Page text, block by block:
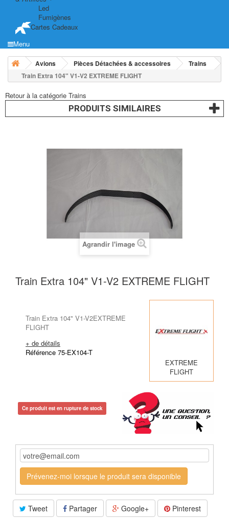
Led
Fumigènes
Cartes Cadeaux
Menu
Avions Pièces Détachées & accessoires
Trains
Train Extra 104" V1-V2 EXTREME FLIGHT
Retour à la catégorie Trains
PRODUITS SIMILAIRES
Agrandir l'image
Train Extra 104" V1-V2 EXTREME FLIGHT
Train Extra 104" V1-V2EXTREME
FLIGHT
+ de détails
Référence 75-EX104-T
EXTREME
FLIGHT
Ce produit est en rupture de stock
Prévenez-moi lorsque le produit sera disponible
Tweet Partager Google+ Pinterest